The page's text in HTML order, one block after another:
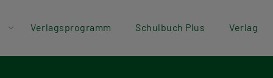
Verlagsprogramm Schulbuch Plus Verlag